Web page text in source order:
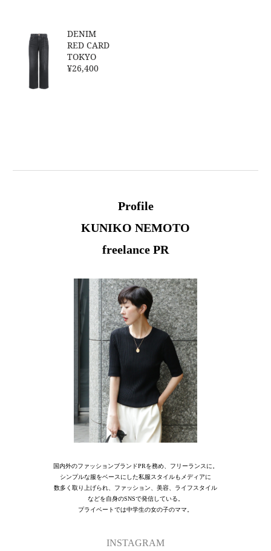
DENIM
RED CARD
TOKYO
¥26,400
Profile
KUNIKO NEMOTO
freelance PR
国内外のファッションブランドPRを務め、フリーランスに。
シンプルな服をベースにした私服スタイルもメディアに
数多く取り上げられ、ファッション、美容、ライフスタイル
などを自身のSNSで発信している。
プライベートでは中学生の女の子のママ。
INSTAGRAM